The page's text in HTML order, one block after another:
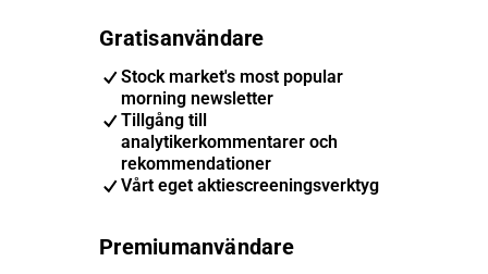
Gratisanvändare
Stock market's most popular
morning newsletter
Tillgång till
analytikerkommentarer och
rekommendationer
Vårt eget aktiescreeningsverktyg
Premiumanvändare